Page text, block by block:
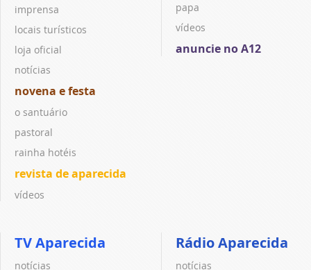
imprensa
locais turísticos
loja oficial
notícias
novena e festa
o santuário
pastoral
rainha hotéis
revista de aparecida
vídeos
papa
vídeos
anuncie no A12
TV Aparecida
notícias
Rádio Aparecida
notícias